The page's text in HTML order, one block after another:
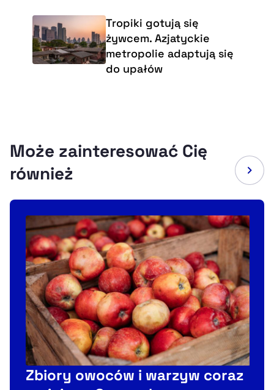
Tropiki gotują się
żywcem. Azjatyckie
metropolie adaptują się
do upałów
Może zainteresować Cię
również
Zbiory owoców i warzyw coraz